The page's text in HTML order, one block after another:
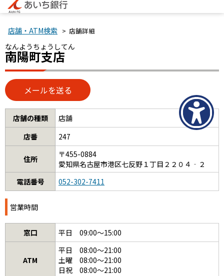
店舗・ATM検索 > 店舗詳細
なんようちょうしてん
南陽町支店
店舗の種類
店舗
店番
247
住所
〒455-0884
愛知県名古屋市港区七反野１丁目２２０４‐２
電話番号
052-302-7411
営業時間
窓口 平日 09:00～15:00
ATM
平日 08:00～21:00
土曜 08:00～21:00
日祝 08:00～21:00